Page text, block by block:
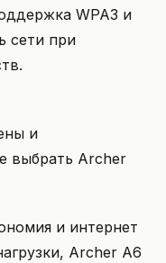
WPA3 и
сети при
и
выбрать Archer
и интернет
Archer A6